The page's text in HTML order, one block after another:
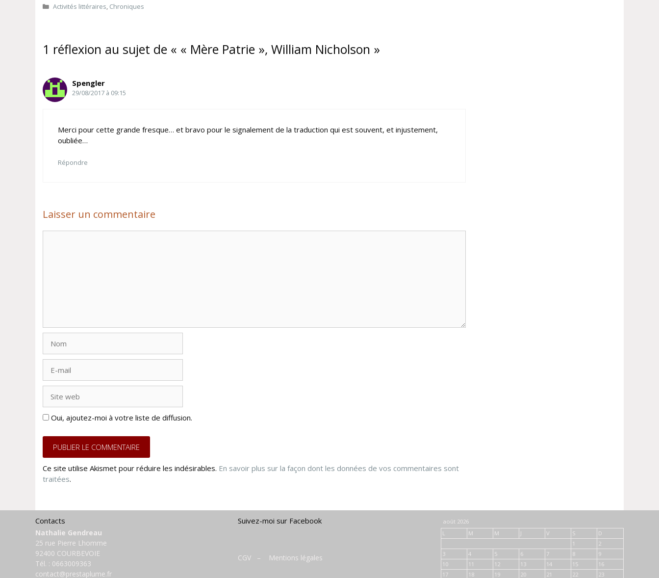
Catégories
Activités littéraires, Chroniques
1 réflexion au sujet de « « Mère Patrie », William Nicholson »
Spengler
29/08/2017 à 09:15
Merci pour cette grande fresque… et bravo pour le signalement de la traduction qui est souvent, et injustement,
oubliée…
Répondre
Laisser un commentaire
mail
web
Oui, ajoutez-moi à votre liste de diffusion.
Ce site utilise Akismet pour réduire les indésirables. En savoir plus sur la façon dont les données de vos commentaires sont
traitées.
Contacts
Nathalie Gendreau
25 rue Pierre Lhomme
92400 COURBEVOIE
Tél. : 0663009363
contact@prestaplume.fr
Suivez-moi sur Facebook
CGV – Mentions légales
août 2026
L
M M J V S
D
1
2
3
4 5 6 7 8
9
10
11 12 13 14 15
16
17
18 19 20 21 22 23